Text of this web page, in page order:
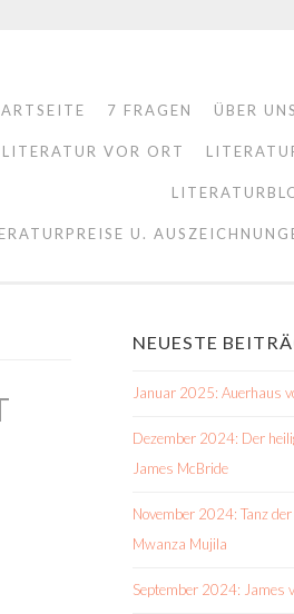
7 FRAGEN ÜBER UNS
LITERATUR VOR ORT
U.
NEUESTE
Januar 2025: Auerhaus
Dezember 2024: Der
James McBride
November 2024: Tanz
Mwanza Mujila
September 2024: James